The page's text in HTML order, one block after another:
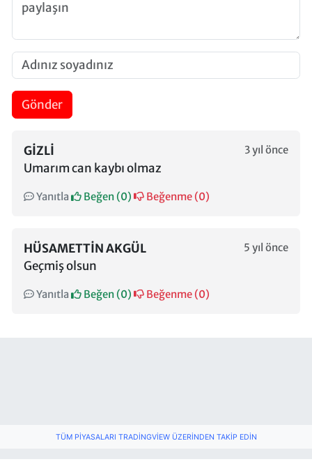
Gönder
GIZLI 3 yıl önce
Umarım can kaybı olmaz
Yanıtla Beğen (0) Beğenme (0)
HÜSAMETTIN AKGÜL 5 yıl önce
Geçmiş olsun
Yanıtla Beğen (0) Beğenme (0)
TÜM PIYASALARI TRADINGVIEW ÜZERINDEN TAKIP EDIN